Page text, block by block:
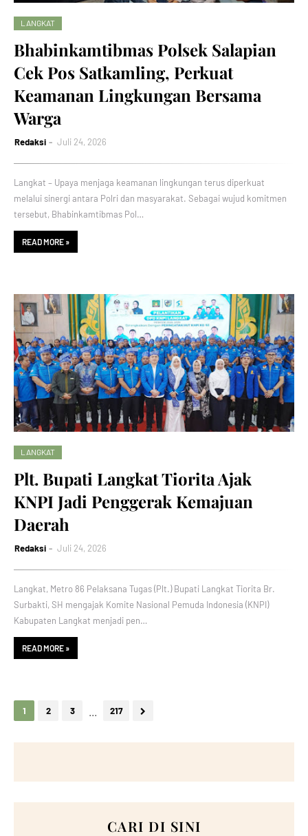
LANGKAT
Bhabinkamtibmas Polsek Salapian
Cek Pos Satkamling, Perkuat
Keamanan Lingkungan Bersama
Warga
Redaksi Juli 24, 2026
Langkat – Upaya menjaga keamanan lingkungan terus diperkuat
melalui sinergi antara Polri dan masyarakat. Sebagai wujud komitmen
tersebut, Bhabinkamtibmas Pol…
READ MORE »
LANGKAT
Plt. Bupati Langkat Tiorita Ajak
KNPI Jadi Penggerak Kemajuan
Daerah
Redaksi Juli 24, 2026
Langkat, Metro 86 Pelaksana Tugas (Plt.) Bupati Langkat Tiorita Br.
Surbakti, SH mengajak Komite Nasional Pemuda Indonesia (KNPI)
Kabupaten Langkat menjadi pen…
READ MORE »
1 2 3 217
CARI DI SINI